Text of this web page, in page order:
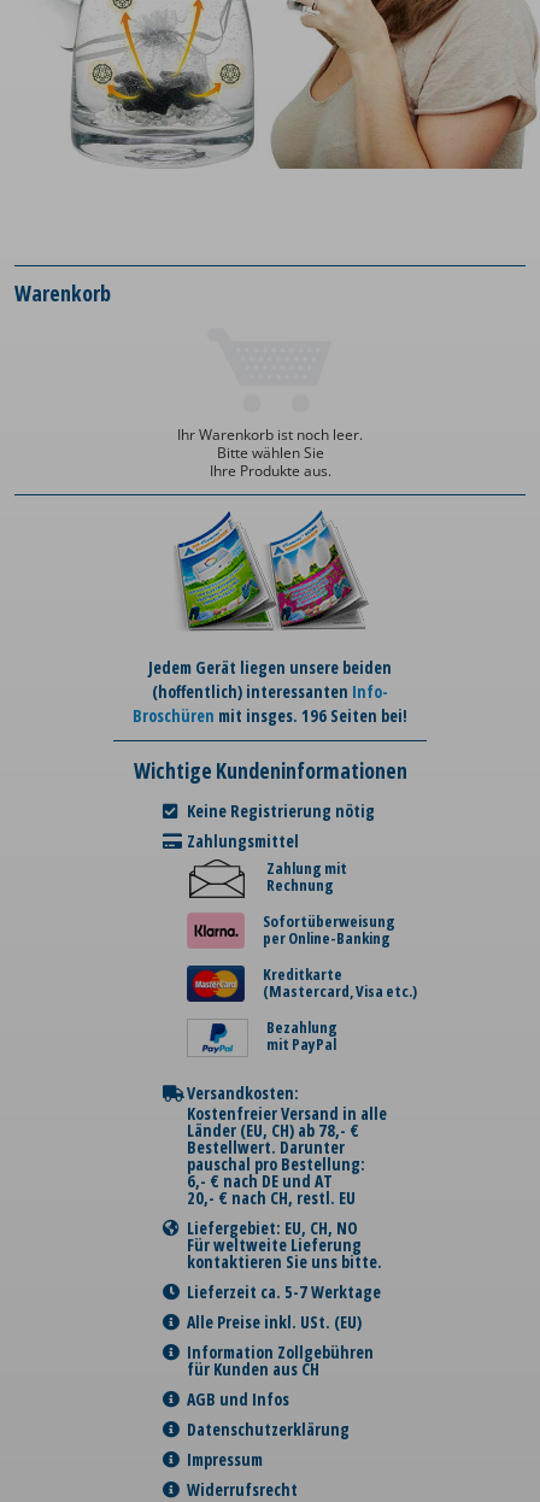
Warenkorb
Ihr Warenkorb ist noch leer.
Bitte wählen Sie
Ihre Produkte aus.
Jedem Gerät liegen unsere beiden
(hoffentlich) interessanten Info-
Broschüren mit insges. 196 Seiten bei!
Wichtige Kundeninformationen
Keine Registrierung nötig
Zahlungsmittel
Zahlung mit
Rechnung
Sofortüberweisung
per Online-Banking
Kreditkarte
(Mastercard, Visa etc.)
Bezahlung
mit PayPal
Versandkosten:
Kostenfreier Versand in alle
Länder (EU, CH) ab 78,- €
Bestellwert. Darunter
pauschal pro Bestellung:
6,- € nach DE und AT
20,- € nach CH, restl. EU
Liefergebiet: EU, CH, NO
Für weltweite Lieferung
kontaktieren Sie uns bitte.
Lieferzeit ca. 5-7 Werktage
Alle Preise inkl. USt. (EU)
Information Zollgebühren
für Kunden aus CH
AGB und Infos
Datenschutzerklärung
Impressum
Widerrufsrecht